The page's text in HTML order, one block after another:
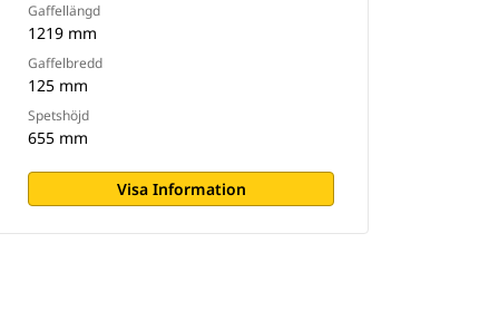
Gaffellängd
1219 mm
Gaffelbredd
125 mm
Spetshöjd
655 mm
Visa Information